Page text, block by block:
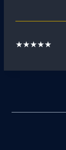
★★★★★